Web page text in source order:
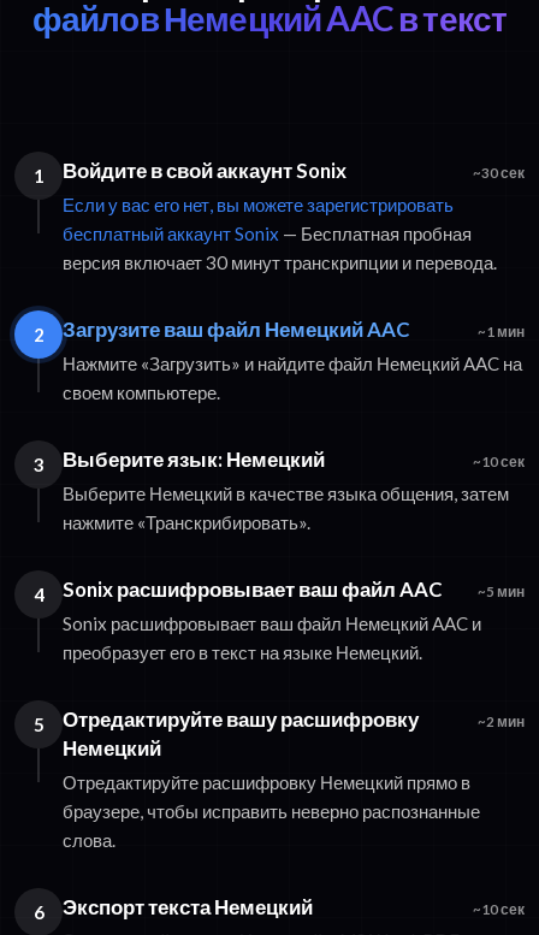
файлов Немецкий AAC в текст
1 Войдите в свой аккаунт Sonix ~30 сек
Если у вас его нет, вы можете зарегистрировать
бесплатный аккаунт Sonix — Бесплатная пробная
версия включает 30 минут транскрипции и перевода.
2 Загрузите ваш файл Немецкий AAC ~1 мин
Нажмите «Загрузить» и найдите файл Немецкий AAC на
своем компьютере.
3 Выберите язык: Немецкий ~10 сек
Выберите Немецкий в качестве языка общения, затем
нажмите «Транскрибировать».
4 Sonix расшифровывает ваш файл AAC ~5 мин
Sonix расшифровывает ваш файл Немецкий AAC и
преобразует его в текст на языке Немецкий.
5
Отредактируйте вашу расшифровку
Немецкий
~2 мин
Отредактируйте расшифровку Немецкий прямо в
браузере, чтобы исправить неверно распознанные
слова.
6 Экспорт текста Немецкий ~10 сек